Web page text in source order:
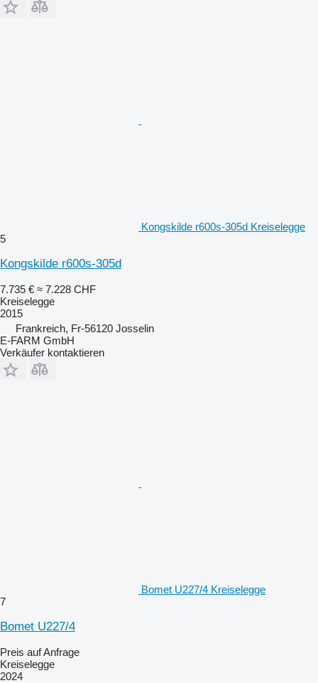
Kongskilde r600s-305d Kreiselegge
5
Kongskilde r600s-305d
7.735 € ≈ 7.228 CHF
Kreiselegge
2015
Frankreich, Fr-56120 Josselin
E-FARM GmbH
Verkäufer kontaktieren
Bomet U227/4 Kreiselegge
7
Bomet U227/4
Preis auf Anfrage
Kreiselegge
2024